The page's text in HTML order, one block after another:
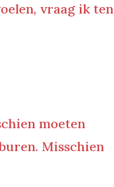
vraag ik ten
moeten
Misschien